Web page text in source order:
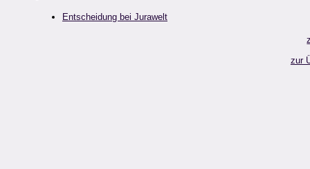
Entscheidung bei Jurawelt
zur